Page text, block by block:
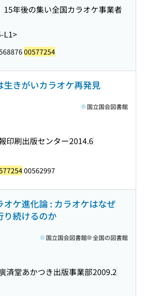
15年後の集い全国カラオケ事業者
L1>
00577254
生きがいカラオケ再発見
印刷出版センター2014.6
国立国会図書館
00562997
オケ進化論 : カラオケはなぜ
り続けるのか
廣済堂あかつき出版事業部2009.2
国立国会図書館 全国の図書館